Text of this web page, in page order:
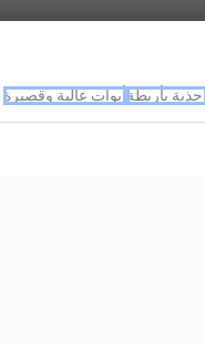
احذية بأربطة أبوات عالية وقصيرة